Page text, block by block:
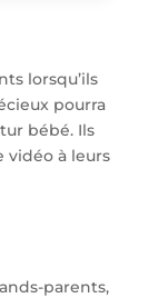
lorsqu’ils
pourra
bébé. Ils
à leurs
parents,